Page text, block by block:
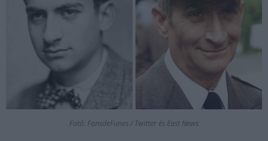
Fotó: FansdeFunes / Twitter és East News